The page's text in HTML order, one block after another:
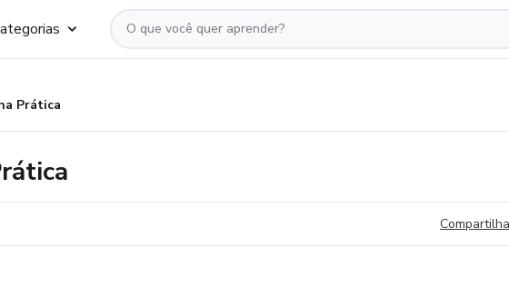
Prática